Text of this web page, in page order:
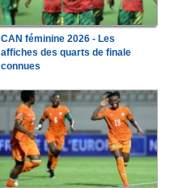
CAN féminine 2026 - Les
affiches des quarts de finale
connues